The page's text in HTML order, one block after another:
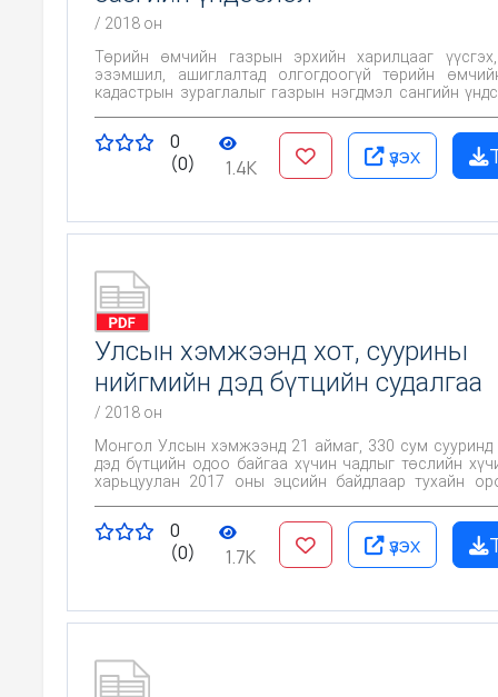
/ 2018 он
Төрийн өмчийн газрын эрхийн харилцааг
эзэмшил, ашиглалтад олгогдоогүй төрийн
кадастрын зураглалыг газрын нэгдмэл сангийн
мэдээллийн сан үүсгэх, төрийн өмчийн газрын
хамгаалалтанд төрийн хяналт тавих нөхцөл
бүрдүүлэх, зөвшөөрөлгүй газар ашиглалтыг
0
(0)
1.4K үзэх
Улсын хэмжээнд хот, суурины
нийгмийн дэд бүтцийн судалгаа
/ 2018 он
Монгол Улсын хэмжээнд 21 аймаг, 330 сум сууринд
дэд бүтцийн одоо байгаа хүчин чадлыг төслийн
харьцуулан 2017 оны эцсийн байдлаар тухайн
0
(0)
1.7K үзэх